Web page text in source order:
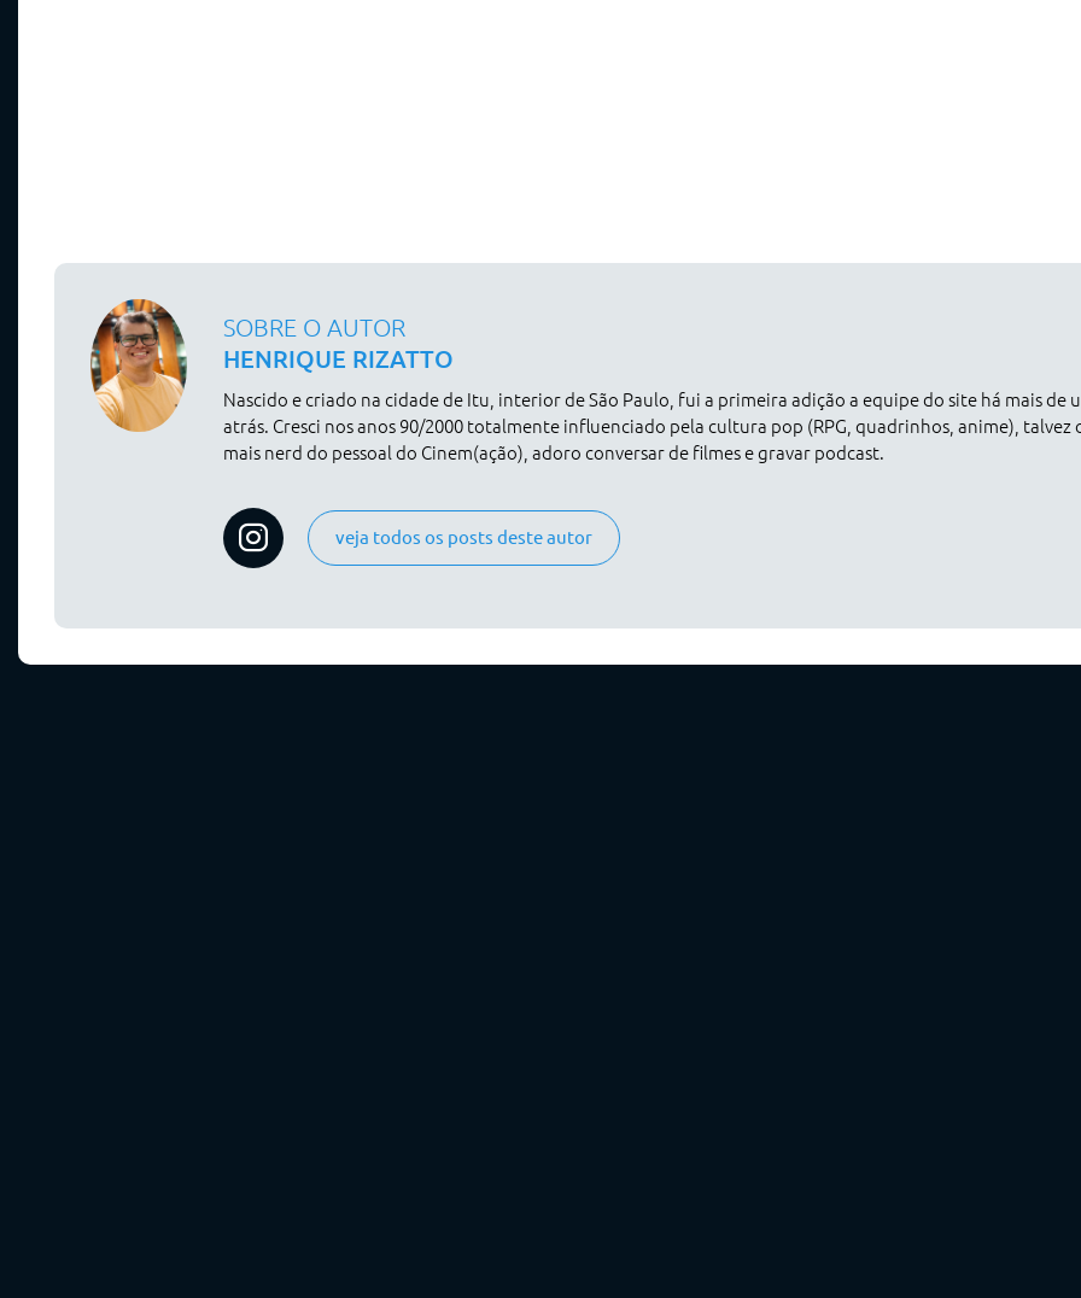
SOBRE O AUTOR
HENRIQUE RIZATTO
Nascido e criado na cidade de Itu, interior de São Paulo, fui a primeira adição a equipe do site há mais de
atrás. Cresci nos anos 90/2000 totalmente influenciado pela cultura pop (RPG, quadrinhos, anime), talvez
mais nerd do pessoal do Cinem(ação), adoro conversar de filmes e gravar podcast.
veja todos os posts deste autor